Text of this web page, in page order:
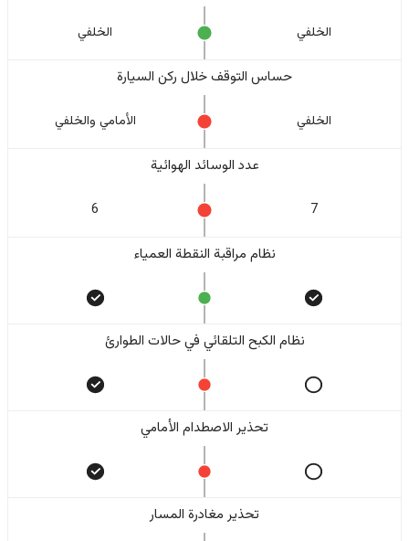
الخلفي الخلفي
حساس التوقف خلال ركن السيارة
الخلفي الأمامي والخلفي
عدد الوسائد الهوائية
7
6
نظام مراقبة النقطة العمياء
نظام الكبح التلقائي في حالات الطوارئ
تحذير الاصطدام الأمامي
تحذير مغادرة المسار